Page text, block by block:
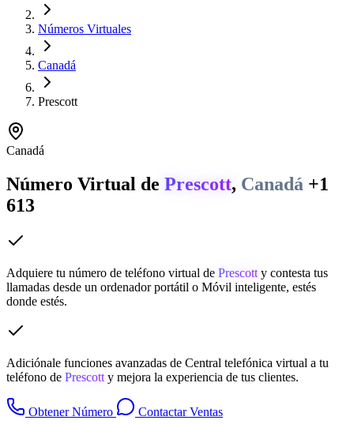
Números Virtuales
Canadá
Prescott
Canadá
Número Virtual de Prescott, Canadá +1
613
Adquiere tu número de teléfono virtual de Prescott y contesta tus
llamadas desde un ordenador portátil o Móvil inteligente, estés
donde estés.
Adiciónale funciones avanzadas de Central telefónica virtual a tu
teléfono de Prescott y mejora la experiencia de tus clientes.
Obtener Número
Contactar Ventas